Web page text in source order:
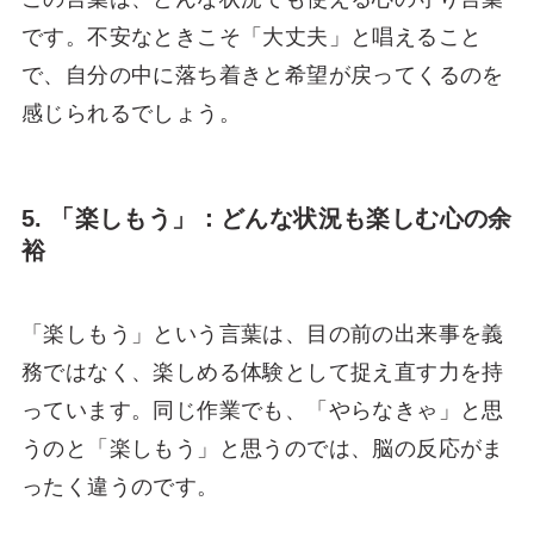
です。不安なときこそ「大丈夫」と唱えること
で、自分の中に落ち着きと希望が戻ってくるのを
感じられるでしょう。
5. 「楽しもう」：どんな状況も楽しむ心の余
裕
「楽しもう」という言葉は、目の前の出来事を義
務ではなく、楽しめる体験として捉え直す力を持
っています。同じ作業でも、「やらなきゃ」と思
うのと「楽しもう」と思うのでは、脳の反応がま
ったく違うのです。